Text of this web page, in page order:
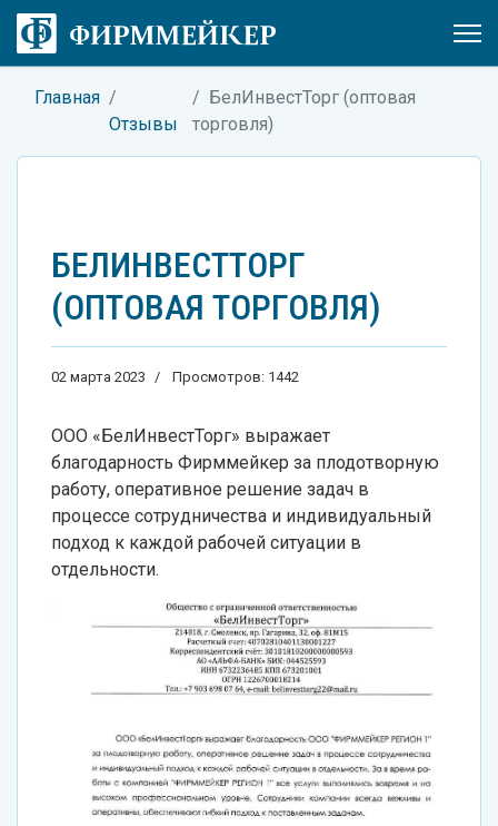
Главная
Отзывы
БелИнвестТорг (оптовая
торговля)
БЕЛИНВЕСТТОРГ
(ОПТОВАЯ ТОРГОВЛЯ)
02 марта 2023 Просмотров: 1442
ООО «БелИнвестТорг» выражает
благодарность Фирммейкер за плодотворную
работу, оперативное решение задач в
процессе сотрудничества и индивидуальный
подход к каждой рабочей ситуации в
отдельности.